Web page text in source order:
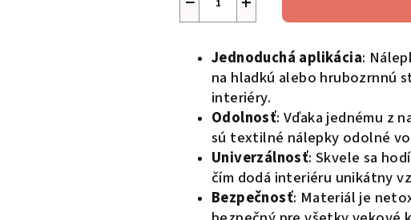
Jednoduchá aplikácia:
na hladkú alebo hrubozrnnú
interiéry.
Odolnosť: Vďaka jednému z
sú textilné nálepky odolné
Univerzálnosť: Skvele sa
čím dodá interiéru unikátny
Bezpečnosť: Materiál je